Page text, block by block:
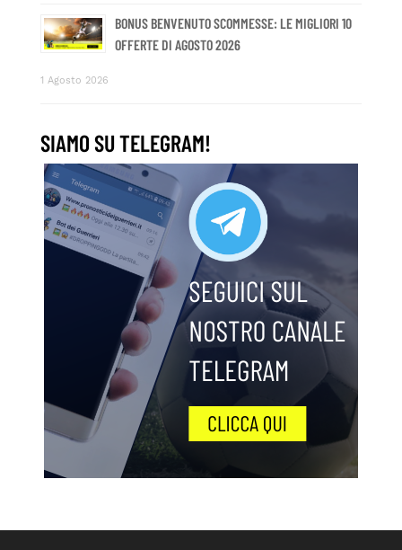
BONUS BENVENUTO SCOMMESSE: LE MIGLIORI 10
OFFERTE DI AGOSTO 2026
1 Agosto 2026
SIAMO SU TELEGRAM!